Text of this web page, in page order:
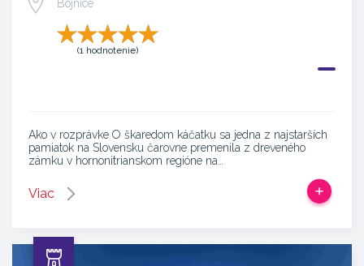
Bojnice
(1 hodnotenie)
Ako v rozprávke O škaredom káčatku sa jedna z najstarších
pamiatok na Slovensku čarovne premenila z dreveného
zámku v hornonitrianskom regióne na…
Viac